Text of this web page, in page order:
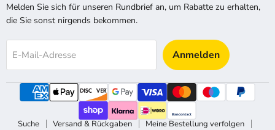
Melden Sie sich für unseren Rundbrief an, um Rabatte zu erhalten,
die Sie sonst nirgends bekommen.
E-Mail-Adresse Anmelden
Suche Versand & Rückgaben Meine Bestellung verfolgen